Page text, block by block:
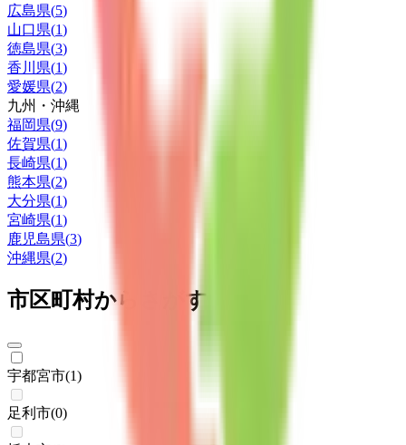
広島県(5)
山口県(1)
徳島県(3)
香川県(1)
愛媛県(2)
九州・沖縄
福岡県(9)
佐賀県(1)
長崎県(1)
熊本県(2)
大分県(1)
宮崎県(1)
鹿児島県(3)
沖縄県(2)
市区町村からさがす
宇都宮市(1)
足利市(0)